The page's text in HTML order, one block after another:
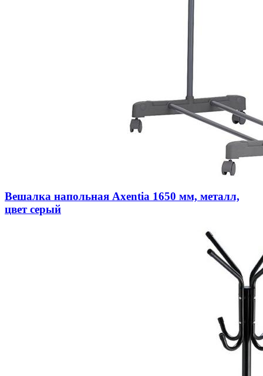
Вешалка напольная Axentia 1650 мм, металл,
цвет серый